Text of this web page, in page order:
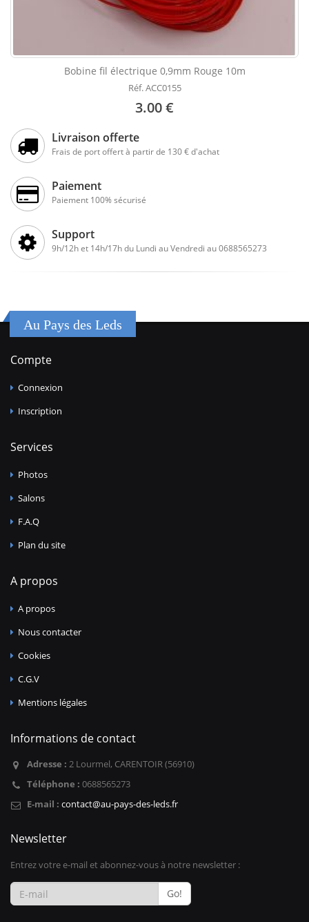
Bobine fil électrique 0,9mm Rouge 10m
Réf. ACC0155
3.00 €
Livraison offerte
Frais de port offert à partir de 130 € d'achat
Paiement
Paiement 100% sécurisé
Support
9h/12h et 14h/17h du Lundi au Vendredi au 0688565273
Au Pays des Leds
Compte
Connexion
Inscription
Services
Photos
Salons
F.A.Q
Plan du site
A propos
A propos
Nous contacter
Cookies
C.G.V
Mentions légales
Informations de contact
Adresse : 2 Lourmel, CARENTOIR (56910)
Téléphone : 0688565273
E-mail : contact@au-pays-des-leds.fr
Newsletter
Entrez votre e-mail et abonnez-vous à notre newsletter :
Go!